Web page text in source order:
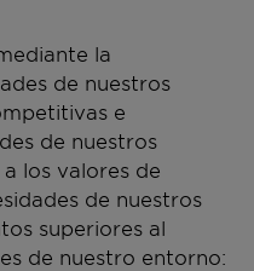
la
de nuestros
e
de nuestros
los valores de
de nuestros
superiores al
de nuestro entorno: